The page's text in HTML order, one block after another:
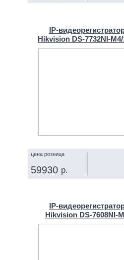
Hikvision
цена розница
59930 р.
Hikvision